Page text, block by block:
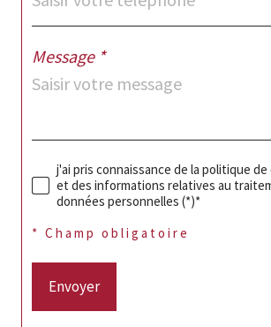
Message *
j'ai pris connaissance de la politique
et des informations relatives au
données personnelles (*)*
* Champ obligatoire
Envoyer